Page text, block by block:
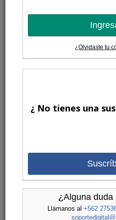
¿Olvidaste tu
¿ No tienes una
¿Alguna duda
Llámanos al +562